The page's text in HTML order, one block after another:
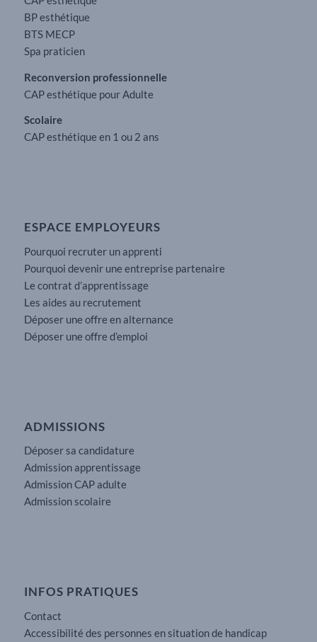
BP esthétique
BTS MECP
Spa praticien
Reconversion professionnelle
CAP esthétique pour Adulte
Scolaire
CAP esthétique en 1 ou 2 ans
ESPACE EMPLOYEURS
Pourquoi recruter un apprenti
Pourquoi devenir une entreprise partenaire
Le contrat d’apprentissage
Les aides au recrutement
Déposer une offre en alternance
Déposer une offre d’emploi
ADMISSIONS
Déposer sa candidature
Admission apprentissage
Admission CAP adulte
Admission scolaire
INFOS PRATIQUES
Contact
Accessibilité des personnes en situation de handicap